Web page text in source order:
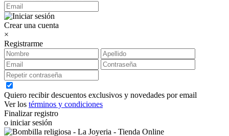
Crear una cuenta
×
Registrarme
Quiero recibir descuentos exclusivos y novedades por email
Ver los términos y condiciones
Finalizar registro
o iniciar sesión